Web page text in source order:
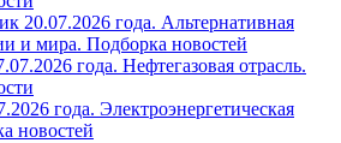
20.07.2026 года. Альтернативная
и мира. Подборка новостей
года. Нефтегазовая отрасль.
года. Электроэнергетическая
новостей